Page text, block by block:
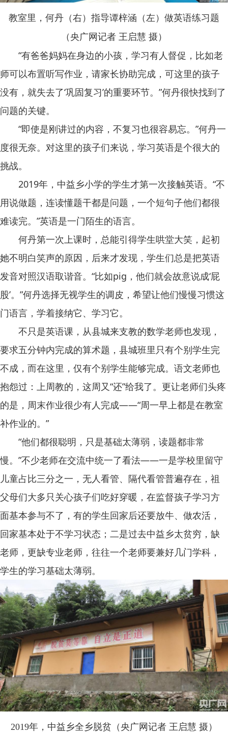
教室里，何丹（右）指导谭梓涵（左）做英语练习题
（央广网记者 王启慧 摄）
“有爸爸妈妈在身边的小孩，学习有人督促，比如老
师可以布置听写作业，请家长协助完成，可这里的孩子
没有，就失去了‘巩固复习’的重要环节。”何丹很快找到了
问题的关键。
“即使是刚讲过的内容，不复习也很容易忘。”何丹一
度很无奈。对这里的孩子们来说，学习英语是个很大的
挑战。
2019年，中益乡小学的学生才第一次接触英语。“不
用说做题，连读懂题干都是问题，一个短句子他们都很
难读完。”英语是一门陌生的语言。
何丹第一次上课时，总能引得学生哄堂大笑，起初
她不明白笑声的原因，后来才发现，学生们总是把英语
发音对照汉语取谐音。“比如pig，他们就会故意说成‘屁
股’。”何丹选择无视学生的调皮，希望让他们慢慢习惯这
门语言，学着接纳它、学习它。
不只是英语课，从县城来支教的数学老师也发现，
要求五分钟内完成的算术题，县城班里只有个别学生完
不成，而在这里，仅有个别学生能够完成。语文老师也
抱怨过：上周教的，这周又“还”给我了。更让老师们头疼
的是，周末作业很少有人完成——“周一早上都是在教室
补作业的。”
“他们都很聪明，只是基础太薄弱，读题都非常
慢。”不少老师在交流中统一了看法——一是学校里留守
儿童占比三分之一，无人看管、隔代看管普遍存在，祖
父母们大多只关心孩子们吃好穿暖，在监督孩子学习方
面基本参与不了，有的学生回家后还要放牛、做农活，
回家基本处于不学习状态；二是过去中益乡太贫穷，缺
老师，更缺专业老师，往往一个老师要兼好几门学科，
学生的学习基础太薄弱。
2019年，中益乡全乡脱贫（央广网记者 王启慧 摄）